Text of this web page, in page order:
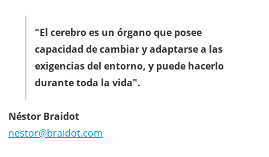
"El cerebro es un órgano que posee
capacidad de cambiar y adaptarse a las
exigencias del entorno, y puede hacerlo
durante toda la vida".
Néstor Braidot
nestor@braidot.com